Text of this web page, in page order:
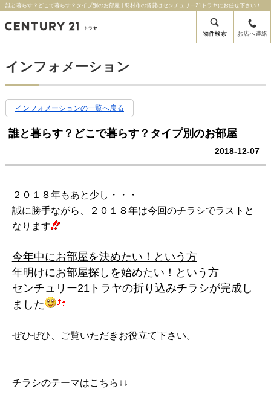
誰と暮らす？どこで暮らす？タイプ別のお部屋 | 羽村市の賃貸はセンチュリー21トラヤにお任せ下さい！
物件検索 お店へ連絡
インフォメーション
インフォメーションの一覧へ戻る
誰と暮らす？どこで暮らす？タイプ別のお部屋
2018-12-07
２０１８年もあと少し・・・
誠に勝手ながら、２０１８年は今回のチラシでラストと
なります
今年中にお部屋を決めたい！という方
年明けにお部屋探しを始めたい！という方
センチュリー21トラヤの折り込みチラシが完成し
ました
ぜひぜひ、ご覧いただきお役立て下さい。
チラシのテーマはこちら↓↓